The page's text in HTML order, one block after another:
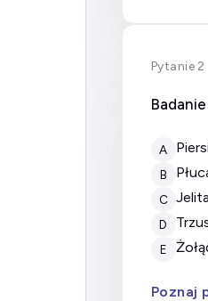
Pytanie 2
A Piersi
B
C
D
E
Poznaj